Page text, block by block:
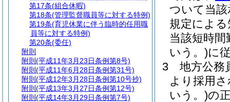
ついて当
規定によ
当該短時
いう。)に
3
地方公務
より採用
いう。)の
第17条(組合休暇)
第18条(管理監督職員等に対する特例)
第19条(育児休業に伴う臨時的任用職
員等に対する特例)
第20条(委任)
附則
附則 (平成11年3月23日条例第8号)
附則 (平成11年6月28日条例第31号)
附則 (平成12年3月28日条例第10号抄)
附則 (平成13年3月27日条例第12号)
附則 (平成14年3月29日条例第7号)